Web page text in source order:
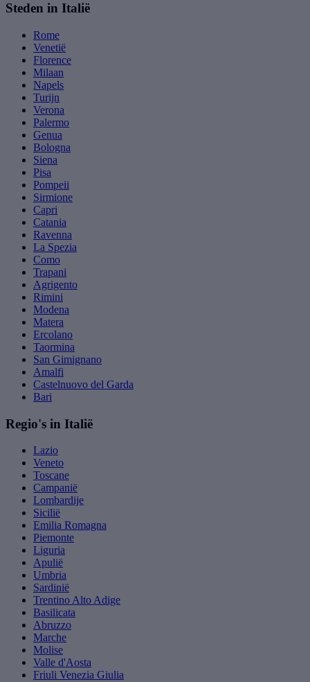
Steden in Italië
Rome
Venetië
Florence
Milaan
Napels
Turijn
Verona
Palermo
Genua
Bologna
Siena
Pisa
Pompeii
Sirmione
Capri
Catania
Ravenna
La Spezia
Como
Trapani
Agrigento
Rimini
Modena
Matera
Ercolano
Taormina
San Gimignano
Amalfi
Castelnuovo del Garda
Bari
Regio's in Italië
Lazio
Veneto
Toscane
Campanië
Lombardije
Sicilië
Emilia Romagna
Piemonte
Liguria
Apulië
Umbria
Sardinië
Trentino Alto Adige
Basilicata
Abruzzo
Marche
Molise
Valle d'Aosta
Friuli Venezia Giulia